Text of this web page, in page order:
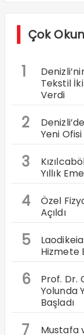
Çok
1
Tekstil
Verdi
2
Yeni Ofisi
3
Yıllık
4
Özel
Açıldı
5
Hizmete
6
Prof. Dr.
Yolunda
Başladı
7 Mustafa